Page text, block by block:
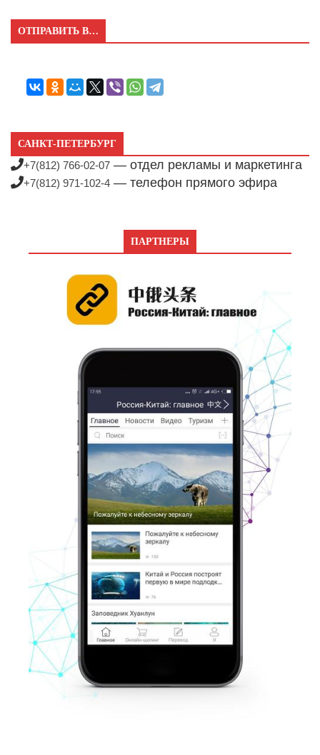
ОТПРАВИТЬ В…
САНКТ-ПЕТЕРБУРГ
+7(812) 766-02-07 — отдел рекламы и маркетинга
+7(812) 971-102-4 — телефон прямого эфира
ПАРТНЕРЫ